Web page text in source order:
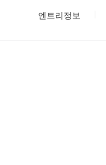
엔트리정보